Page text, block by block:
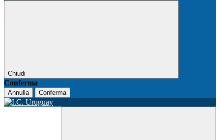
Chiudi
Conferma
Annulla Conferma